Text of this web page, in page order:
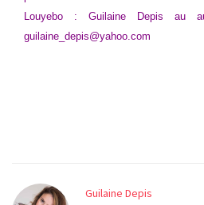
Louyebo : Guilaine Depis
guilaine_depis@yahoo.com
Guilaine Depis